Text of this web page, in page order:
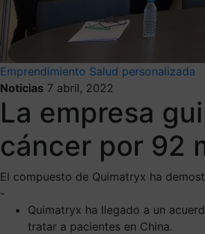
Emprendimiento Salud personalizada
Noticias 7 abril, 2022
La empresa
cáncer por 92
El compuesto de Quimatryx ha
-
Quimatryx ha llegado a un
tratar a pacientes en China.